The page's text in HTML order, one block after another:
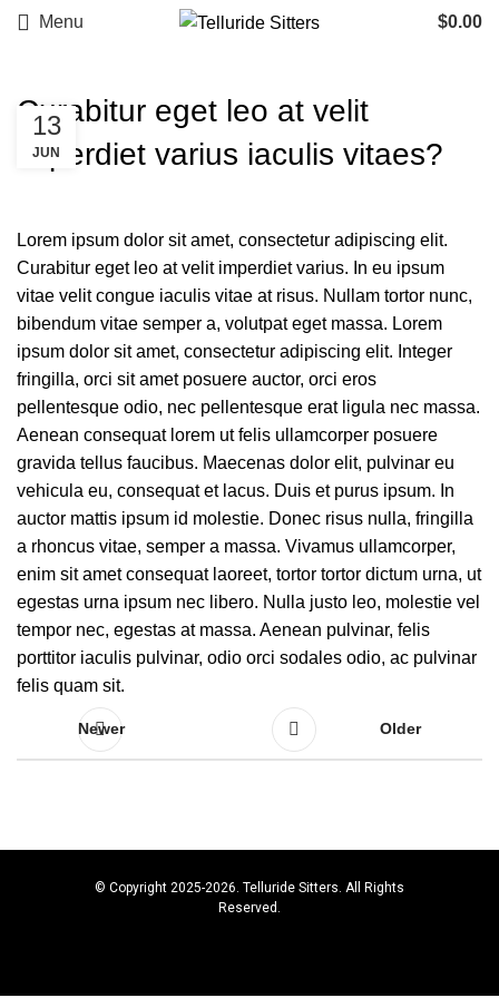
Menu $0.00
Curabitur eget leo at velit
imperdiet varius iaculis vitaes?
13
JUN
Lorem ipsum dolor sit amet, consectetur adipiscing elit.
Curabitur eget leo at velit imperdiet varius. In eu ipsum
vitae velit congue iaculis vitae at risus. Nullam tortor nunc,
bibendum vitae semper a, volutpat eget massa. Lorem
ipsum dolor sit amet, consectetur adipiscing elit. Integer
fringilla, orci sit amet posuere auctor, orci eros
pellentesque odio, nec pellentesque erat ligula nec massa.
Aenean consequat lorem ut felis ullamcorper posuere
gravida tellus faucibus. Maecenas dolor elit, pulvinar eu
vehicula eu, consequat et lacus. Duis et purus ipsum. In
auctor mattis ipsum id molestie. Donec risus nulla, fringilla
a rhoncus vitae, semper a massa. Vivamus ullamcorper,
enim sit amet consequat laoreet, tortor tortor dictum urna, ut
egestas urna ipsum nec libero. Nulla justo leo, molestie vel
tempor nec, egestas at massa. Aenean pulvinar, felis
porttitor iaculis pulvinar, odio orci sodales odio, ac pulvinar
felis quam sit.
Newer Older
© Copyright 2025-2026. Telluride Sitters. All Rights
Reserved.
Book below for Babysitting & Baby Gear Rentals, or